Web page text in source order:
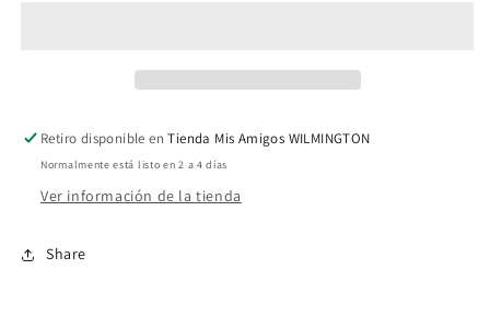
Retiro disponible enTienda Mis Amigos WILMINGTON
Normalmente está listo en 2 a 4 días
Ver información de la tienda
Share